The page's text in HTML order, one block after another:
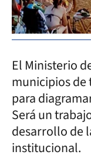
El Ministerio
municipios de
para
Será un
desarrollo de
institucional.